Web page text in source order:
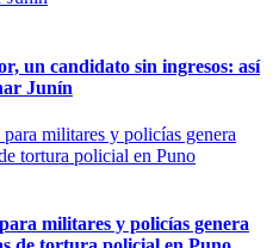
un candidato sin ingresos: así
Junín
militares y policías genera